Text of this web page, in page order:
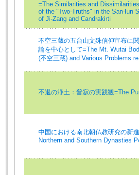
=The Similarities and
of the "Two-Truths" in the San-lun
of Ji-Zang and Candrakirti
不空三蔵の五台山文殊信仰宣布に
論を中心として=The Mt. Wutai
(不空三蔵) and Various Problems
不退の浄土：普寂の実践観=The
中国における南北朝仏教研究の新
Northern and Southern Dynasties